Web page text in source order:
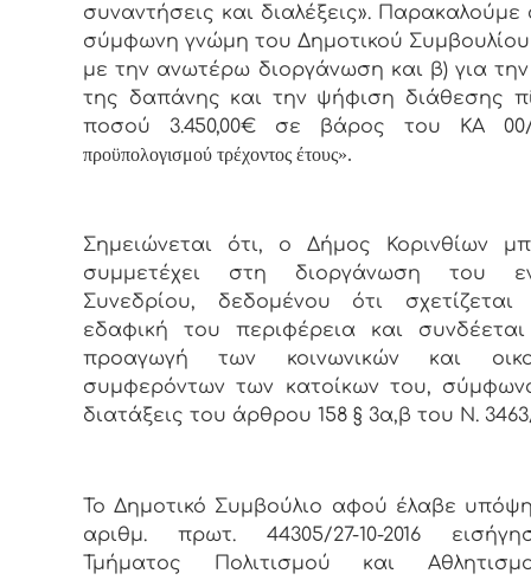
συναντήσεις και διαλέξεις». Παρακαλούμε
σύμφωνη γνώμη του Δημοτικού Συμβουλίου
με την ανωτέρω διοργάνωση και β) για την
της δαπάνης και την ψήφιση διάθεσης
ποσού 3.450,00€ σε βάρος του ΚΑ 00/
προϋπολογισμού τρέχοντος έτους».
Σημειώνεται ότι, ο Δήμος Κορινθίων
συμμετέχει στη διοργάνωση του
Συνεδρίου, δεδομένου ότι
εδαφική του περιφέρεια και
προαγωγή των κοινωνικών και
συμφερόντων των κατοίκων του,
διατάξεις του άρθρου 158 § 3α,β του Ν.
Το Δημοτικό Συμβούλιο αφού έλαβε
αριθμ. πρωτ. 44305/27-10-2016
Τμήματος Πολιτισμού και